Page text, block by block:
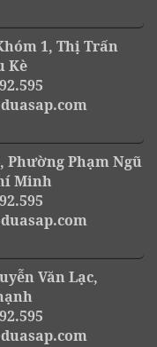
1, Thị Trấn
Kè
Phường Phạm Ngũ
Minh
Văn Lạc,